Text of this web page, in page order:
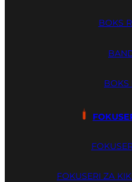
BOKS
BOKS
FOKUSERI ZA